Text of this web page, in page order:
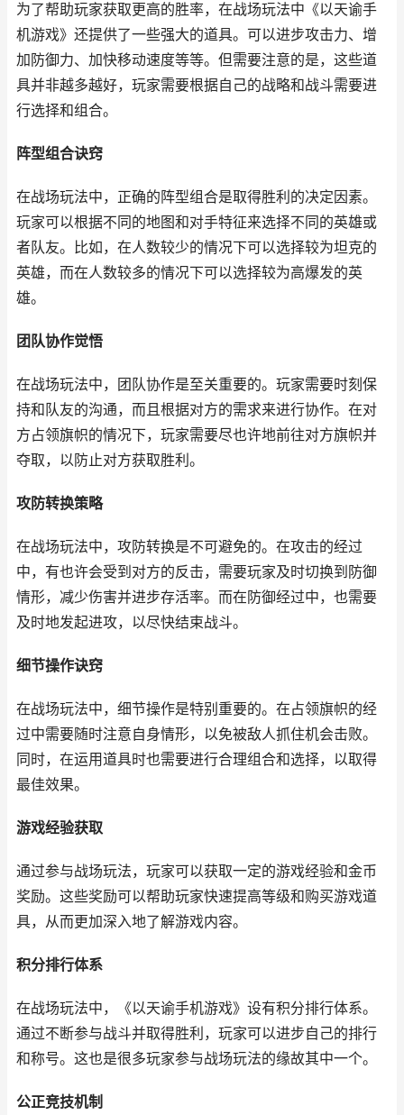
为了帮助玩家获取更高的胜率，在战场玩法中《以天谕手
机游戏》还提供了一些强大的道具。可以进步攻击力、增
加防御力、加快移动速度等等。但需要注意的是，这些道
具并非越多越好，玩家需要根据自己的战略和战斗需要进
行选择和组合。
阵型组合诀窍
在战场玩法中，正确的阵型组合是取得胜利的决定因素。
玩家可以根据不同的地图和对手特征来选择不同的英雄或
者队友。比如，在人数较少的情况下可以选择较为坦克的
英雄，而在人数较多的情况下可以选择较为高爆发的英
雄。
团队协作觉悟
在战场玩法中，团队协作是至关重要的。玩家需要时刻保
持和队友的沟通，而且根据对方的需求来进行协作。在对
方占领旗帜的情况下，玩家需要尽也许地前往对方旗帜并
夺取，以防止对方获取胜利。
攻防转换策略
在战场玩法中，攻防转换是不可避免的。在攻击的经过
中，有也许会受到对方的反击，需要玩家及时切换到防御
情形，减少伤害并进步存活率。而在防御经过中，也需要
及时地发起进攻，以尽快结束战斗。
细节操作诀窍
在战场玩法中，细节操作是特别重要的。在占领旗帜的经
过中需要随时注意自身情形，以免被敌人抓住机会击败。
同时，在运用道具时也需要进行合理组合和选择，以取得
最佳效果。
游戏经验获取
通过参与战场玩法，玩家可以获取一定的游戏经验和金币
奖励。这些奖励可以帮助玩家快速提高等级和购买游戏道
具，从而更加深入地了解游戏内容。
积分排行体系
在战场玩法中，《以天谕手机游戏》设有积分排行体系。
通过不断参与战斗并取得胜利，玩家可以进步自己的排行
和称号。这也是很多玩家参与战场玩法的缘故其中一个。
公正竞技机制